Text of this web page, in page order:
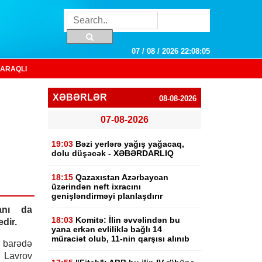
07 / 08 / 2026 22:08:06
da
Lavrov
XƏBƏRLƏR 08-08-2026
07-08-2026
19:03 Bəzi yerlərə yağış yağacaq,
dolu düşəcək - XƏBƏRDARLIQ
18:15 Qazaxıstan Azərbaycan
üzərindən neft ixracını
genişləndirməyi planlaşdırır
18:03 Komitə: İlin əvvəlindən bu
yana erkən evliliklə bağlı 14
müraciət olub, 11-nin qarşısı alınıb